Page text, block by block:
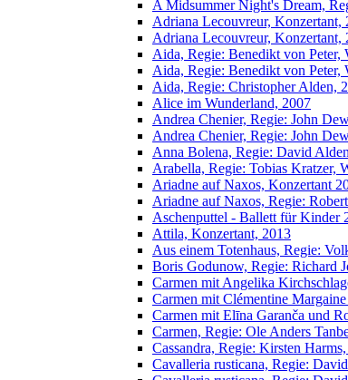
A Midsummer Night's Dream,
Adriana Lecouvreur, Konzertant,
Adriana Lecouvreur,
Aida, Regie: Benedikt von Peter,
Aida, Regie: Benedikt von Peter,
Aida, Regie: Christopher Alden,
Alice im Wunderland, 2007
Andrea Chenier, Regie: John
Andrea Chenier, Regie: John
Anna Bolena, Regie: David
Arabella, Regie: Tobias Kratzer,
Ariadne auf Naxos, Konzertant
Ariadne auf Naxos, Regie:
Aschenputtel - Ballett für Kinder
Attila, Konzertant, 2013
Aus einem Totenhaus, Regie:
Boris Godunow, Regie: Richard
Carmen mit Angelika
Carmen mit Clémentine
Carmen mit Elīna Garanča und
Carmen, Regie: Ole Anders
Cassandra, Regie: Kirsten
Cavalleria rusticana, Regie: